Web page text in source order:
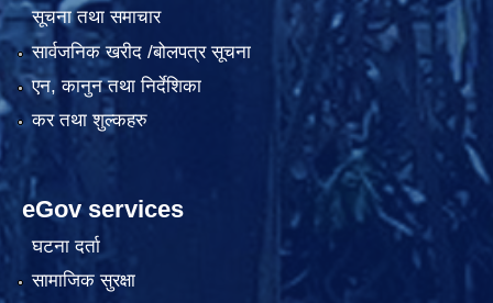
सूचना तथा समाचार
सार्वजनिक खरीद /बोलपत्र सूचना
एन, कानुन तथा निर्देशिका
कर तथा शुल्कहरु
eGov services
घटना दर्ता
सामाजिक सुरक्षा